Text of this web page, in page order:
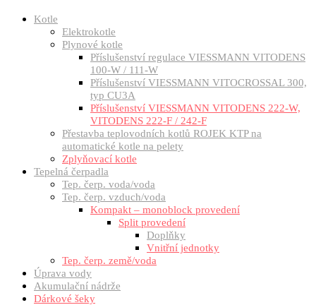
Kotle
Elektrokotle
Plynové kotle
Příslušenství regulace VIESSMANN VITODENS
100-W / 111-W
Příslušenství VIESSMANN VITOCROSSAL 300,
typ CU3A
Příslušenství VIESSMANN VITODENS 222-W,
VITODENS 222-F / 242-F
Přestavba teplovodních kotlů ROJEK KTP na
automatické kotle na pelety
Zplyňovací kotle
Tepelná čerpadla
Tep. čerp. voda/voda
Tep. čerp. vzduch/voda
Kompakt – monoblock provedení
Split provedení
Doplňky
Vnitřní jednotky
Tep. čerp. země/voda
Úprava vody
Akumulační nádrže
Dárkové šeky